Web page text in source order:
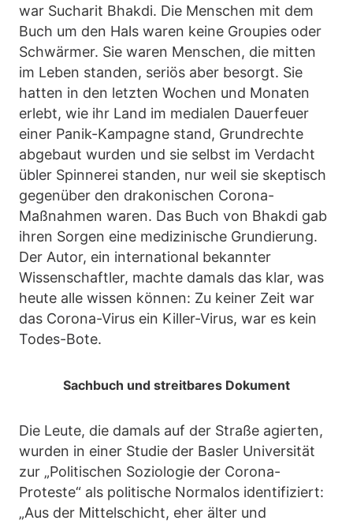
war Sucharit Bhakdi. Die Menschen mit dem
Buch um den Hals waren keine Groupies oder
Schwärmer. Sie waren Menschen, die mitten
im Leben standen, seriös aber besorgt. Sie
hatten in den letzten Wochen und Monaten
erlebt, wie ihr Land im medialen Dauerfeuer
einer Panik-Kampagne stand, Grundrechte
abgebaut wurden und sie selbst im Verdacht
übler Spinnerei standen, nur weil sie skeptisch
gegenüber den drakonischen Corona-
Maßnahmen waren. Das Buch von Bhakdi gab
ihren Sorgen eine medizinische Grundierung.
Der Autor, ein international bekannter
Wissenschaftler, machte damals das klar, was
heute alle wissen können: Zu keiner Zeit war
das Corona-Virus ein Killer-Virus, war es kein
Todes-Bote.
Sachbuch und streitbares Dokument
Die Leute, die damals auf der Straße agierten,
wurden in einer Studie der Basler Universität
zur „Politischen Soziologie der Corona-
Proteste“ als politische Normalos identifiziert:
„Aus der Mittelschicht, eher älter und